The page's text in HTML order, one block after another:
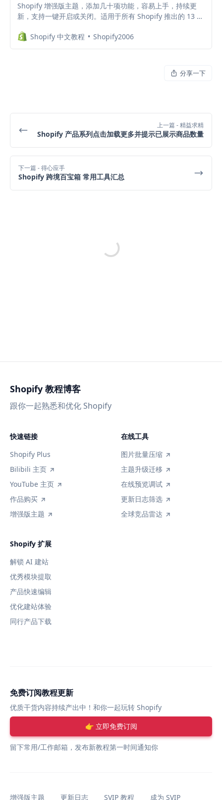
Shopify 增强版主题，添加几十项功能，容易上手，持续更
新，支持一键开启或关闭。适用于所有 Shopify 推出的 13 款
店铺用什么主题比较好？哪款主题更好用？
Shopify 中文教程 Shopify2006
分享一下
上一篇- 精益求精
Shopify 产品系列点击加载更多并提示已展示商品数量
下一篇- 得心应手
Shopify 跨境百宝箱 常用工具汇总
Shopify 教程博客
跟你一起熟悉和优化 Shopify
快速链接
Shopify Plus
Bilibili 主页
YouTube 主页
作品购买
增强版主题
在线工具
图片批量压缩
主题升级迁移
在线预览调试
更新日志筛选
全球竞品雷达
Shopify 扩展
解锁 AI 建站
优秀模块提取
产品快速编辑
优化建站体验
同行产品下载
免费订阅教程更新
优质干货内容持续产出中！和你一起玩转 Shopify
👉 立即免费订阅
留下常用/工作邮箱，发布新教程第一时间通知你
增强版主题 更新日志 SVIP 教程 成为 SVIP